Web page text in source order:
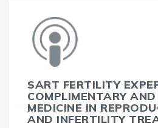
SART FERTILITY
COMPLIMENTARY
MEDICINE IN
AND INFERTILITY